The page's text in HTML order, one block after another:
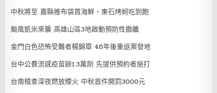
中秋將至 嘉縣推布袋買海鮮、東石烤蚵吃到飽
颱風凱米來襲 高雄山區3地啟動預防性撤離
金門白色恐怖受難者楊錦章 46年後重返案發地
台中公費流感疫苗餘1.3萬劑 先提供預約者施打
台南稽查深夜燃放煙火 中秋首件開罰3000元